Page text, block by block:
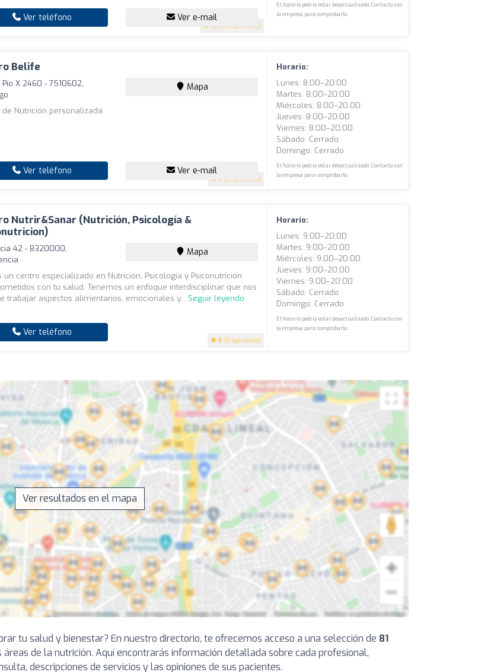
4.1 (80 opiniones)
Ver teléfono Ver e-mail
El horario podría estar desactualizado. Contacta con
la empresa para comprobarlo.
Belife
5 (5 opiniones)
Pío X 2460 - 7510602,
Mapa
de Nutrición personalizada
Ver teléfono Ver e-mail
Horario:
Lunes: 8:00–20:00
Martes: 8:00–20:00
Miércoles: 8:00–20:00
Jueves: 8:00–20:00
Viernes: 8:00–20:00
Sábado: Cerrado
Domingo: Cerrado
El horario podría estar desactualizado. Contacta con
la empresa para comprobarlo.
Nutrir&Sanar (nutrición, Psicología &
5 (5 opiniones)
42 - 8320000,
Mapa
un centro especializado en Nutrición, Psicología y Psiconutrición
con tu salud. Tenemos un enfoque interdisciplinar que nos
trabajar aspectos alimentarios, emocionales y... Seguir leyendo
Ver teléfono
Horario:
Lunes: 9:00–20:00
Martes: 9:00–20:00
Miércoles: 9:00–20:00
Jueves: 9:00–20:00
Viernes: 9:00–20:00
Sábado: Cerrado
Domingo: Cerrado
El horario podría estar desactualizado. Contacta con
la empresa para comprobarlo.
Ver resultados en el mapa
tu salud y bienestar? En nuestro directorio, te ofrecemos acceso a una selección de 81
áreas de la nutrición. Aquí encontrarás información detallada sobre cada profesional,
descripciones de servicios y las opiniones de sus pacientes.